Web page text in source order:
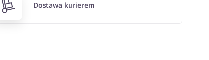
Dostawa kurierem